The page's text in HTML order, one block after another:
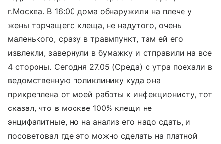
г.Москва. В 16:00 дома обнаружили на плече у
жены торчащего клеща, не надутого, очень
маленького, сразу в травмпункт, там ей его
извлекли, завернули в бумажку и отправили на все
4 стороны. Сегодня 27.05 (Среда) с утра поехали в
ведомственную поликлинику куда она
прикреплена от моей работы к инфекционисту, тот
сказал, что в москве 100% клещи не
энцифалитные, но на анализ его надо сдать, и
посоветовал где это можно сделать на платной